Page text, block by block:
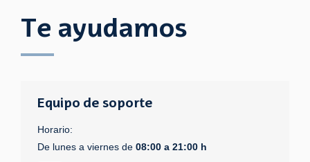
Te ayudamos
Equipo de soporte
Horario:
De lunes a viernes de 08:00 a 21:00 h